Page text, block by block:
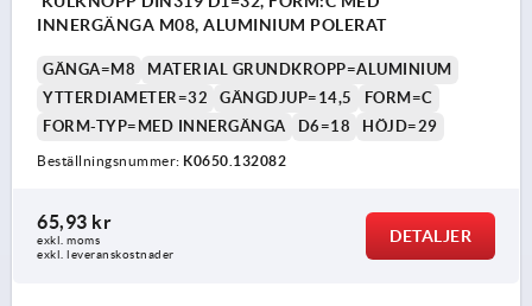
INNERGÄNGA M08, ALUMINIUM POLERAT
GÄNGA=M8
MATERIAL GRUNDKROPP=ALUMINIUM
YTTERDIAMETER=32
GÄNGDJUP=14,5
FORM=C
FORM-TYP=MED INNERGÄNGA
D6=18 HÖJD=29
Beställningsnummer: K0650.132082
65,93 kr
exkl. moms
exkl. leveranskostnader
DETALJER